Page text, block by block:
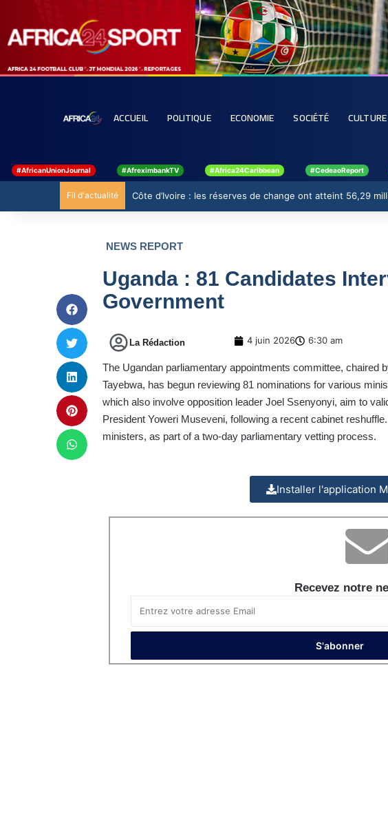
ACCUEIL POLITIQUE ECONOMIE SOCIÉTÉ CULTURE
#AfricanUnionJournal #AfreximbankTV #Africa24Caribbean #CedeaoReport
Fil d'actualité Côte d’Ivoire : les réserves de change ont atteint 56,29
NEWS REPORT
Uganda : 81 Candidates
Government
La Rédaction 4 juin 2026 6:30 am
The Ugandan parliamentary appointments committee, chaired
Tayebwa, has begun reviewing 81 nominations for various
which also involve opposition leader Joel Ssenyonyi, aim to
President Yoweri Museveni, following a recent cabinet
ministers, as part of a two-day parliamentary vetting process.
Installer l'application
Recevez notre